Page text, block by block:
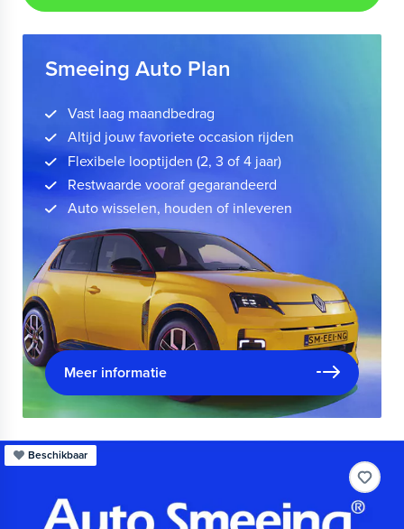
Smeeing Auto Plan
Vast laag maandbedrag
Altijd jouw favoriete occasion rijden
Flexibele looptijden (2, 3 of 4 jaar)
Restwaarde vooraf gegarandeerd
Auto wisselen, houden of inleveren
Meer informatie
Beschikbaar